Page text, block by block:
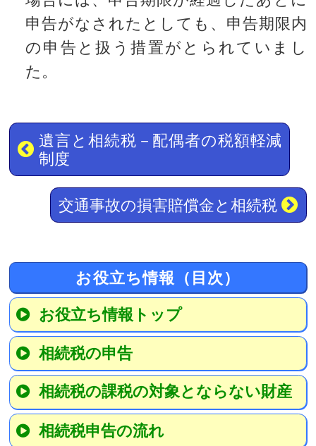
申告がなされたとしても、申告期限内
の申告と扱う措置がとられていまし
た。
遺言と相続税－配偶者の税額軽減
制度
交通事故の損害賠償金と相続税
お役立ち情報（目次）
お役立ち情報トップ
相続税の申告
相続税の課税の対象とならない財産
相続税申告の流れ